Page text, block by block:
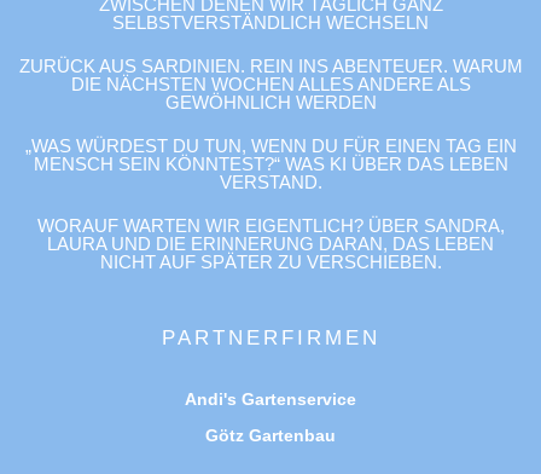
ZWISCHEN DENEN WIR TÄGLICH GANZ
SELBSTVERSTÄNDLICH WECHSELN
ZURÜCK AUS SARDINIEN. REIN INS ABENTEUER. WARUM
DIE NÄCHSTEN WOCHEN ALLES ANDERE ALS
GEWÖHNLICH WERDEN
„WAS WÜRDEST DU TUN, WENN DU FÜR EINEN TAG EIN
MENSCH SEIN KÖNNTEST?“ WAS KI ÜBER DAS LEBEN
VERSTAND.
WORAUF WARTEN WIR EIGENTLICH? ÜBER SANDRA,
LAURA UND DIE ERINNERUNG DARAN, DAS LEBEN
NICHT AUF SPÄTER ZU VERSCHIEBEN.
PARTNERFIRMEN
Andi's Gartenservice
Götz Gartenbau